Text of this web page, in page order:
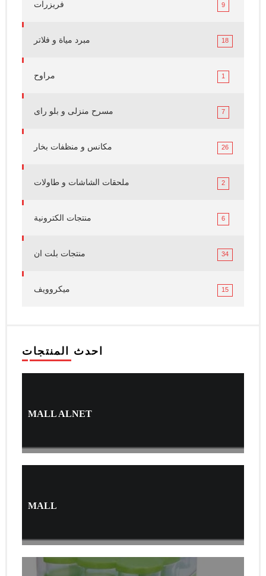
فريزرات 9
مبرد مياة و فلاتر 18
مراوح 1
مسرح منزلى و بلو راى 7
مكانس و منظفات بخار 26
ملحقات الشاشات و طاولات 2
منتجات الكترونية 6
منتجات بلت ان 34
ميكروويف 15
احدث المنتجات
MALL ALNET
MALL